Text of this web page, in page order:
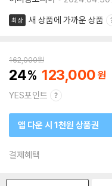
최상 새 상품에 가까운 상품
162,000원
24 123,000
YES포인트
앱 다운 시 1천원 상품권
결제혜택